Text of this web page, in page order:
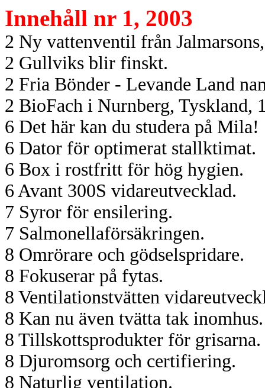
Innehåll nr 1, 2003
2 Ny vattenventil från
2 Gullviks blir finskt.
2 Fria Bönder - Levande Land
2 BioFach i Nurnberg, Tyskland,
6 Det här kan du studera på Mila!
6 Dator för optimerat stallktimat.
6 Box i rostfritt för hög hygien.
6 Avant 300S vidareutvecklad.
7 Syror för ensilering.
7 Salmonellaförsäkringen.
8 Omrörare och gödselspridare.
8 Fokuserar på fytas.
8 Ventilationstvätten
8 Kan nu även tvätta tak inomhus.
8 Tillskottsprodukter för grisarna.
8 Djuromsorg och certifiering.
8 Naturlig ventilation.